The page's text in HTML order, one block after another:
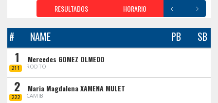
RESULTADOS HORARIO
# NAME PB SB
1
211
Mercedes GOMEZ OLMEDO
RODTO
2
222
Maria Magdalena XAMENA MULET
CAMIB